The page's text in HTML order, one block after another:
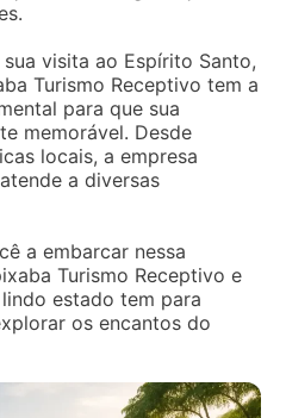
visita ao Espírito Santo,
Turismo Receptivo tem a
para que sua
memorável. Desde
locais, a empresa
a diversas
a embarcar nessa
Turismo Receptivo e
estado tem para
os encantos do